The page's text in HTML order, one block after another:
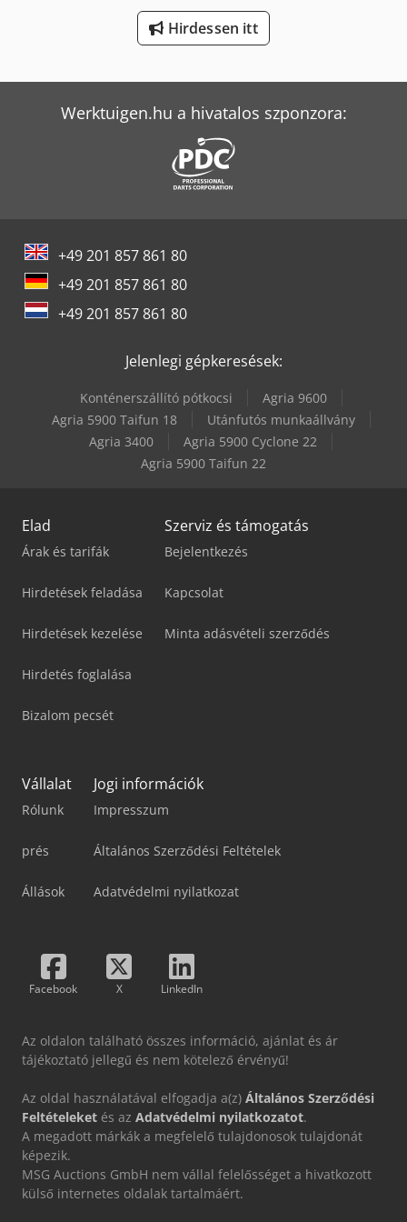
Man Tgm 18
Mercedes-Benz Actros
Mercedes-Benz Atego
Tec Freetec
Tec Rotec
Hirdessen itt
Werktuigen.hu a hivatalos szponzora:
+49 201 857 861 80
+49 201 857 861 80
+49 201 857 861 80
Jelenlegi gépkeresések:
Konténerszállító pótkocsi
Agria 9600
Agria 5900 Taifun 18
Utánfutós munkaállvány
Agria 3400
Agria 5900 Cyclone 22
Agria 5900 Taifun 22
Elad
Árak és tarifák
Hirdetések feladása
Hirdetések kezelése
Hirdetés foglalása
Bizalom pecsét
Szerviz és támogatás
Bejelentkezés
Kapcsolat
Minta adásvételi szerződés
Vállalat
Rólunk
prés
Állások
Jogi információk
Impresszum
Általános Szerződési Feltételek
Adatvédelmi nyilatkozat
Facebook X LinkedIn
Az oldalon található összes információ, ajánlat és ár
tájékoztató jellegű és nem kötelező érvényű!
Az oldal használatával elfogadja a(z) Általános Szerződési
Feltételeket és az Adatvédelmi nyilatkozatot.
A megadott márkák a megfelelő tulajdonosok tulajdonát
képezik.
MSG Auctions GmbH nem vállal felelősséget a hivatkozott
külső internetes oldalak tartalmáért.